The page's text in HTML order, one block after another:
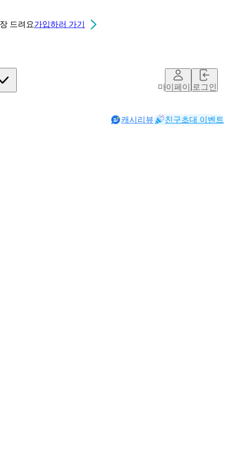
드려요가입하러 가기
마이페이지로그인
캐시리뷰 친구초대 이벤트